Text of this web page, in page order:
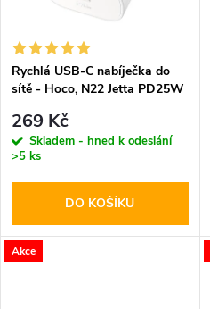
ů
Rychlá USB-C nabíječka do
sítě - Hoco, N22 Jetta PD25W
269 Kč
Skladem - hned k odeslání
>5 ks
DO KOŠÍKU
Akce